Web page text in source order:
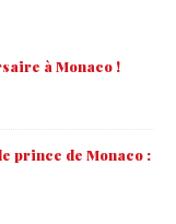
à Monaco !
prince de Monaco :